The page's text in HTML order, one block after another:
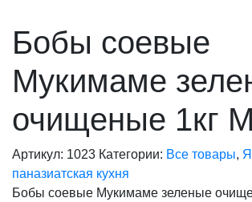
Бобы соевые
Мукимаме
очищеные 1кг
Артикул: 1023 Категории: Все товары,
паназиатская кухня
Бобы соевые Мукимаме зеленые